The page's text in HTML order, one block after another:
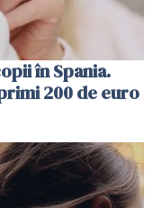
în Spania.
200 de euro